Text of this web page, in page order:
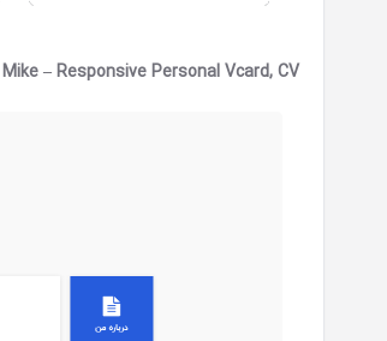
Mike – Responsive Personal Vcard, CV